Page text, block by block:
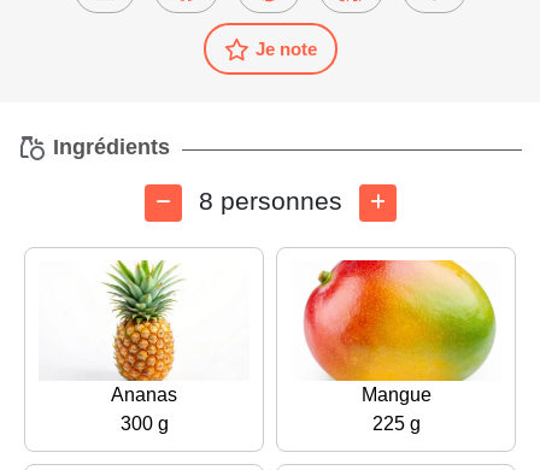
Je note
Ingrédients
8 personnes
Ananas
300 g
Mangue
225 g